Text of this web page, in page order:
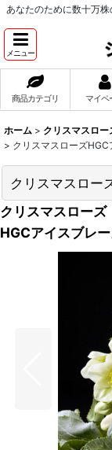
あなたのために数十万
メニュー
商品カテゴリ マイペ
ホーム > クリスマスロー
> クリスマスローズ
クリスマスロー
クリスマスローズ
HGCアイスブレ